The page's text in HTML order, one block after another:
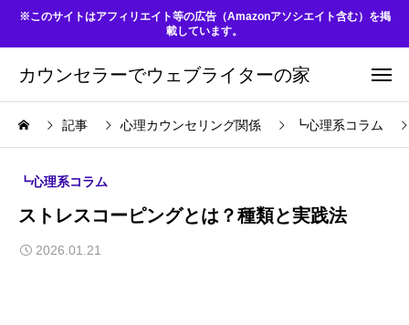
※このサイトはアフィリエイト等の広告（Amazonアソシエイト含む）を掲
載しています。
カウンセラーでウェブライターの家
記事 心理カウンセリング関係 ┗心理系コラム
┗心理系コラム
ストレスコーピングとは？種類と実践法
2026.01.21